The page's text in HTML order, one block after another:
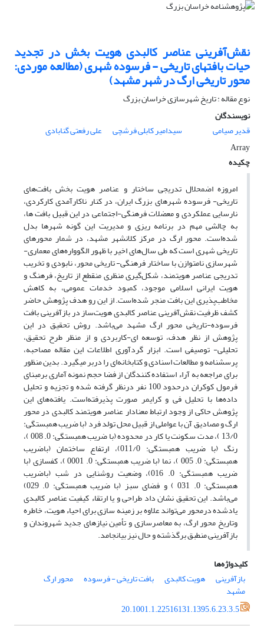
نقش‌آفرینی عناصر کالبدی هویت بخش در تجدید
حیات بافتهای تاریخی - فرسوده شهری (مطالعه موردی:
محور تاریخی ارگ در شهر مشهد)
نوع مقاله : تاریخ شهرسازی خراسان بزرگ
نویسندگان
قدیر صیامی
سیدامیر کابلی فرشچی
علی رفعتی گنابادی
Array
چکیده
امروزه اضمحلال تدریجی ساختار و عناصر هویت بخش بافت‌های
تاریخی- فرسوده شهرهای بزرگ ایران، در کنار ناکارآمدی کارکردی،
نارسایی عملکردی و معضلات فرهنگی-اجتماعی در این قبیل بافت ها،
به چالشی مهم در برنامه ریزی و مدیریت این گونه شهرها بدل
شد‌‌ه‌است. محور ارگ در مرکز کلانشهر مشهد، در شمار محورهای
تاریخی شهری است که طی سال‌های اخیر با ظهور الگوواره‌های معماری-
شهرسازی نامتوازن با ساختار فرهنگی- تاریخی محور، نابودی و تخریب
تدریجی عناصر هویتمند، شکل‌گیری منظری منقطع از تاریخ، فرهنگ و
هویت ایرانی اسلامی موجود، کمبود خدمات عمومی، به کاهش
مخاطب‌پذیری این بافت منجر شد‌‌ه‌است. از این رو هدف پژوهش حاضر
کشف ظرفیت نقش‌آفرینی عناصر کالبدی هویت‌ساز در بازآفرینی بافت
فرسوده-تاریخی محور ارگ مشهد ‌می‌باشد. روش تحقیق در این
پژوهش از نظر هدف، توسعه ای-کاربردی و از منظر طرح تحقیق،
تحلیلی- توصیفی است. ابزار گردآوری اطلاعات این مقاله مصاحبه،
پرسشنامه و مطالعات اسنادی و کتابخانه‌ای را دربر میگیرد. بدین منظور
برای مراجعه به آراء استفاده کنندگان از فضا حجم نمونه آماری برمبنای
فرمول کوکران درحدود 100 نفر درنظر گرفته شده و تجزیه و تحلیل
داده‌ها با تحلیل فی و کرایمر صورت پذیرفته‌است. یافته‌های این
پژوهش حاکی از وجود ارتباط معنادار عناصر هویتمند کالبدی در محور
ارگ و مصادیق آن با عواملی از قبیل محل تولد فرد (با ضریب همبستگی:
13/0 )، مدت سکونت یا کار در محدوده (با ضریب همبستگی: 0. 008 )،
رنگ (با ضریب همبستگی: 011/0)، ارتفاع ساختمان (باضریب
همبستگی: 0. 005 )، نما (با ضریب همبستگی: 0. 0001 )، کفسازی (با
ضریب همبستگی: 0. 016)، وضعیت روشنایی در شب (باضریب
همبستگی: 0. 031 ) و فضای سبز (با ضریب همبستگی: 0. 029)
‌می‌باشد. این تحقیق نشان داد طراحی و یا ارتقاء کیفیت عناصر کالبدی
یادشده درمحور می‌تواند علاوه بر زمینه سازی برای احیاء هویت، خاطره
وتاریخ محور ارگ، به معاصرسازی و تأمین نیازهای جدید شهروندان و
بازآفرینی منطبق برگذشته و حال نیز بیانجامد.
کلیدواژه‌ها
بازآفرینی
هویت کالبدی بافت تاریخی - فرسوده محور ارگ
مشهد
20.1001.1.22516131.1395.6.23.3.5